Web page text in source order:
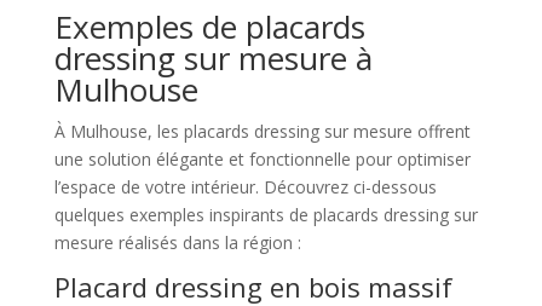
Exemples de placards
dressing sur mesure à
Mulhouse
À Mulhouse, les placards dressing sur mesure offrent
une solution élégante et fonctionnelle pour optimiser
l’espace de votre intérieur. Découvrez ci-dessous
quelques exemples inspirants de placards dressing sur
mesure réalisés dans la région :
Placard dressing en bois massif